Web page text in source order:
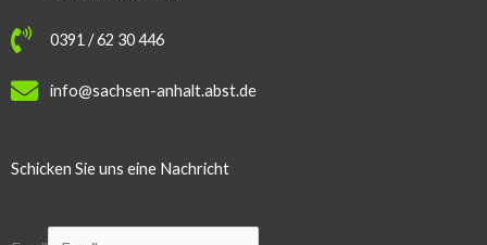
0391 / 62 30 446
info@sachsen-anhalt.abst.de
Schicken Sie uns eine Nachricht